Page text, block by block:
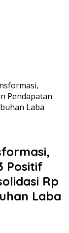
Pendapatan
Laba
Positif
Rp
Laba